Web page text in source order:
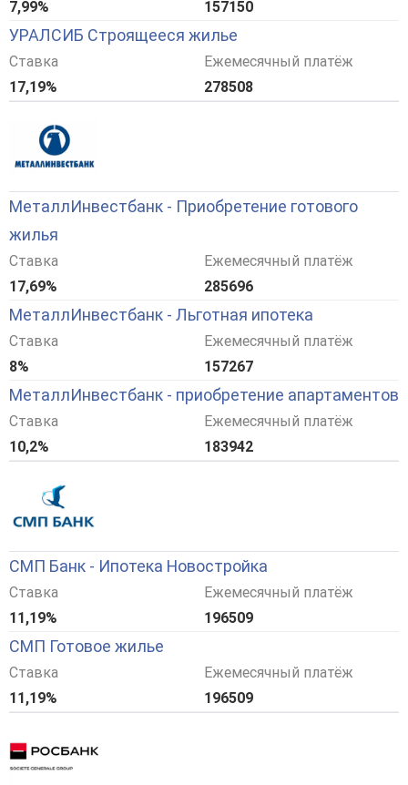
7,99% 157150
УРАЛСИБ Строящееся жилье
Ставка
17,19%
Ежемесячный платёж
278508
МеталлИнвестбанк - Приобретение готового
жилья
Ставка
17,69%
Ежемесячный платёж
285696
МеталлИнвестбанк - Льготная ипотека
Ставка
8%
Ежемесячный платёж
157267
МеталлИнвестбанк - приобретение апартаментов
Ставка
10,2%
Ежемесячный платёж
183942
СМП Банк - Ипотека Новостройка
Ставка
11,19%
Ежемесячный платёж
196509
СМП Готовое жилье
Ставка
11,19%
Ежемесячный платёж
196509